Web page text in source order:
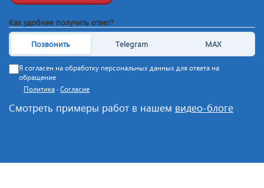
Как удобнее получить ответ?
Позвонить Telegram MAX
Я согласен на обработку персональных данных для ответа на
обращение
Политика · Согласие
Смотреть примеры работ в нашем видео-блоге